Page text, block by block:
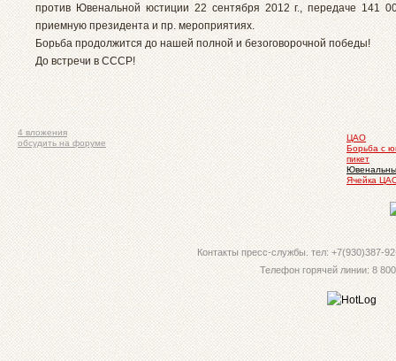
против Ювенальной юстиции 22 сентября 2012 г., передаче 141
приемную президента и пр. мероприятиях.
Борьба продолжится до нашей полной и безоговорочной победы!
До встречи в СССР!
ЦАО
Борьба с
пикет
Ячейка
4 вложения
обсудить на форуме
Контакты пресс-службы. тел: +7(930)387-
Телефон горячей линии: 8